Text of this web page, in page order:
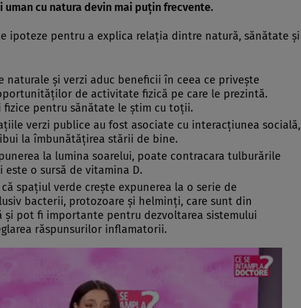
cu natura devin mai puțin frecvente.
ipoteze pentru a explica relația dintre natură, sănătate și
naturale și verzi aduc beneficii în ceea ce privește
de activitate fizică pe care le prezintă.
pentru sănătate le știm cu toții.
verzi publice au fost asociate cu interacțiunea socială,
la îmbunătățirea stării de bine.
la lumina soarelui, poate contracara tulburările
o sursă de vitamina D.
spațiul verde crește expunerea la o serie de
bacterii, protozoare și helminți, care sunt din
și pot fi importante pentru dezvoltarea sistemului
răspunsurilor inflamatorii.